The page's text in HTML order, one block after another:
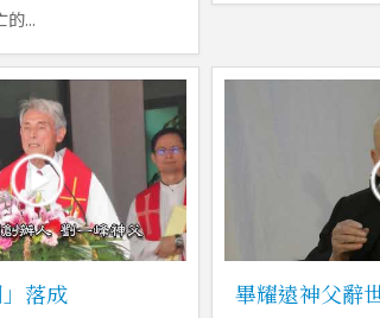
的...
落成 畢耀遠神父辭